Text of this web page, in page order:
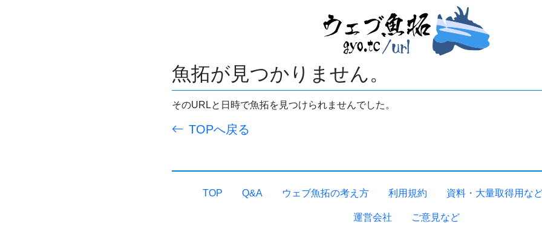
魚拓が見つかりません。
そのURLと日時で魚拓を見つけられませんでした。
TOPへ戻る
TOP Q&A ウェブ魚拓の考え方 利用規約 資料・大量取得用な
運営会社 ご意見など